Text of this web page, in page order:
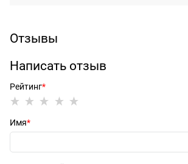
Отзывы
Написать отзыв
Рейтинг
Имя